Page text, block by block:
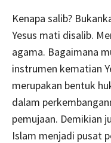
Kenapa salib?
Yesus mati disalib.
agama. Bagaimana
instrumen kematian
merupakan bentuk
dalam
pemujaan. Demikian
Islam menjadi pusat